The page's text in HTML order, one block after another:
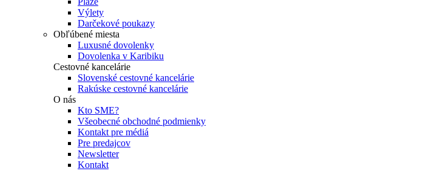
Výlety
Darčekové poukazy
Obľúbené miesta
Luxusné dovolenky
Dovolenka v Karibiku
Cestovné kancelárie
Slovenské cestovné kancelárie
Rakúske cestovné kancelárie
O nás
Kto SME?
Všeobecné obchodné podmienky
Kontakt pre médiá
Pre predajcov
Newsletter
Kontakt